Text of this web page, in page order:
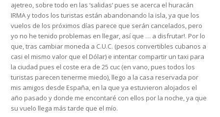
ajetreo, sobre todo en las ‘salidas’ pues se acerca el huracán
IRMA y todos los turistas están abandonando la isla, ya que los
vuelos de los próximos días parece que serán cancelados, pero
yo no he tenido problemas en llegar, así que … a disfrutar!. Por lo
que, tras cambiar moneda a C.U.C. (pesos convertibles cubanos a
casi el mismo valor que el Dólar) e intentar compartir un taxi para
la ciudad pues el coste era de 25 cuc (en vano, pues todos los
turistas parecen tenerme miedo), llego a la casa reservada por
mis amigos desde España, en la que ya estuvieron alojados el
año pasado y donde me encontaré con ellos por la noche, ya que
su vuelo llega más tarde que el mío.